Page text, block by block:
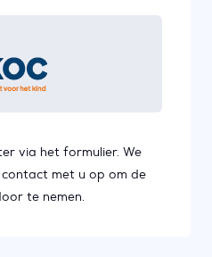
via het formulier. We
contact met u op om de
te nemen.